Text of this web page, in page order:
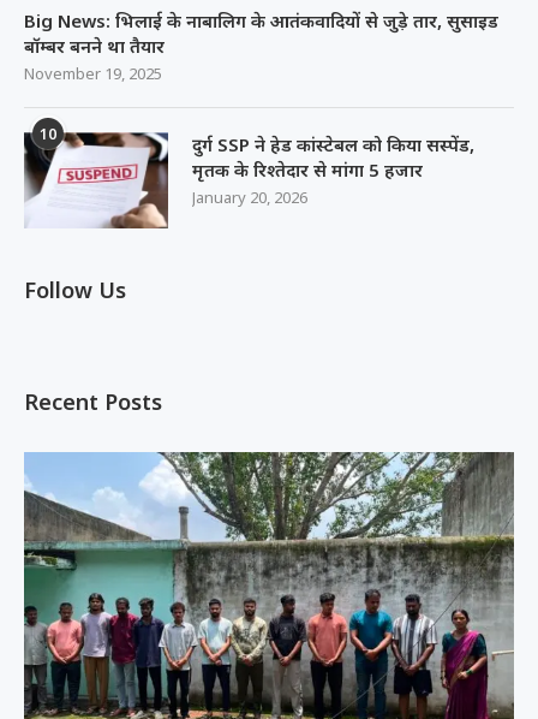
Big News: भिलाई के नाबालिग के आतंकवादियों से जुड़े तार, सुसाइड
बॉम्बर बनने था तैयार
November 19, 2025
10
दुर्ग SSP ने हेड कांस्टेबल को किया सस्पेंड,
मृतक के रिश्तेदार से मांगा 5 हजार
January 20, 2026
Follow Us
Recent Posts